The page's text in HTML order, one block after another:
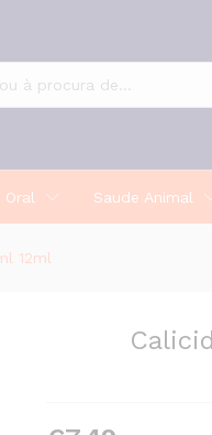
Oral Saude Animal
12ml
200mg/ml 12ml